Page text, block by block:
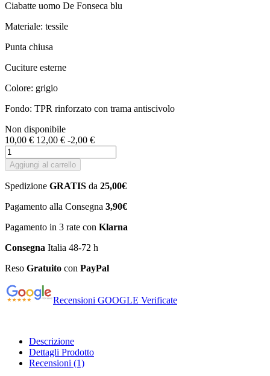
Ciabatte uomo De Fonseca blu
Materiale: tessile
Punta chiusa
Cuciture esterne
Colore: grigio
Fondo: TPR rinforzato con trama antiscivolo
Non disponibile
10,00 € 12,00 € -2,00 €
Aggiungi al carrello
Spedizione GRATIS da 25,00€
Pagamento alla Consegna 3,90€
Pagamento in 3 rate con Klarna
Consegna Italia 48-72 h
Reso Gratuito con PayPal
Recensioni GOOGLE Verificate
Descrizione
Dettagli Prodotto
Recensioni (1)